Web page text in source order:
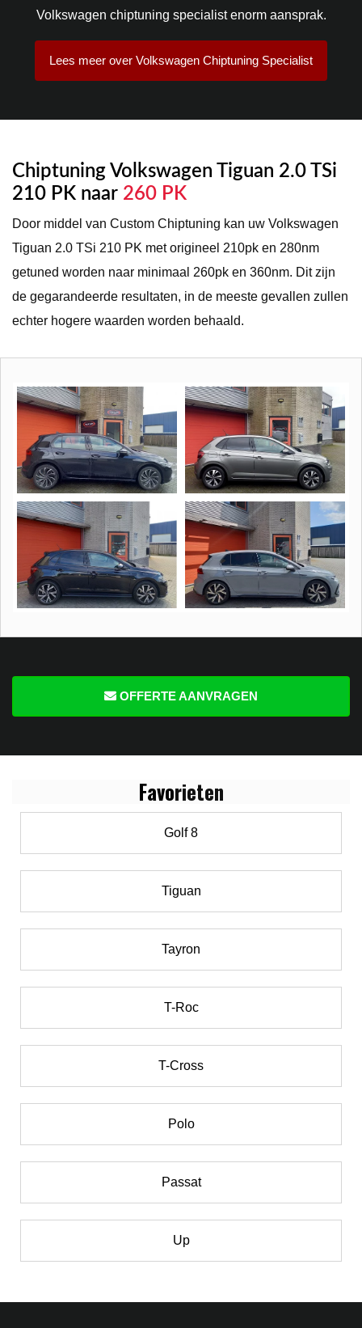
Volkswagen chiptuning specialist enorm aansprak.
Lees meer over Volkswagen Chiptuning Specialist
Chiptuning Volkswagen Tiguan 2.0 TSi
210 PK naar 260 PK
Door middel van Custom Chiptuning kan uw Volkswagen
Tiguan 2.0 TSi 210 PK met origineel 210pk en 280nm
getuned worden naar minimaal 260pk en 360nm. Dit zijn
de gegarandeerde resultaten, in de meeste gevallen zullen
echter hogere waarden worden behaald.
OFFERTE AANVRAGEN
Favorieten
Golf 8
Tiguan
Tayron
T-Roc
T-Cross
Polo
Passat
Up